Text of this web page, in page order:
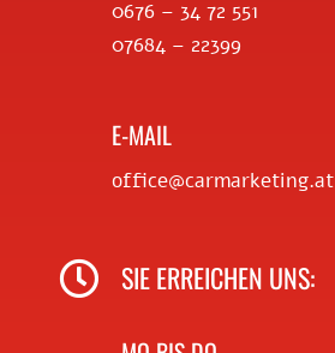
0676 – 34 72 551
07684 – 22399
E-MAIL
office@carmarketing.at
 SIE ERREICHEN UNS: